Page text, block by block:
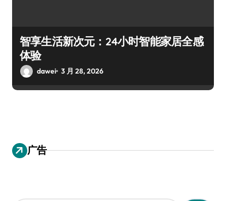
智享生活新次元：24小时智能家居全感
体验
dawei 3 月 28, 2026
广告